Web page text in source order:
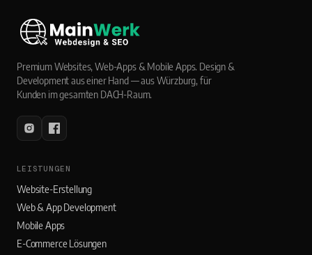
Premium Websites, Web-Apps & Mobile Apps. Design &
Development aus einer Hand — aus Würzburg, für
Kunden im gesamten DACH-Raum.
LEISTUNGEN
Website-Erstellung
Web & App Development
Mobile Apps
E-Commerce Lösungen